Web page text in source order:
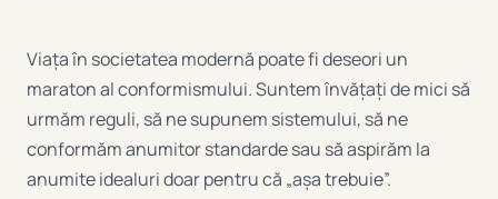
Viața în societatea modernă poate fi deseori un
maraton al conformismului. Suntem învățați de mici să
urmăm reguli, să ne supunem sistemului, să ne
conformăm anumitor standarde sau să aspirăm la
anumite idealuri doar pentru că „așa trebuie”.